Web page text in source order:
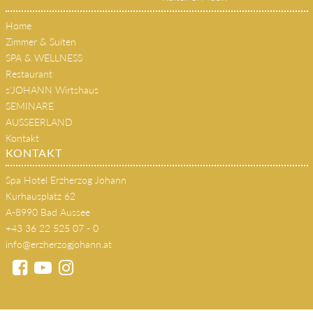
Home
Zimmer & Suiten
SPA & WELLNESS
Restaurant
s'JOHANN Wirtshaus
SEMINARE
AUSSEERLAND
Kontakt
KONTAKT
Spa Hotel Erzherzog Johann
Kurhausplatz 62
A-8990 Bad Aussee
+43 36 22 525 07 - 0
info@erzherzogjohann.at